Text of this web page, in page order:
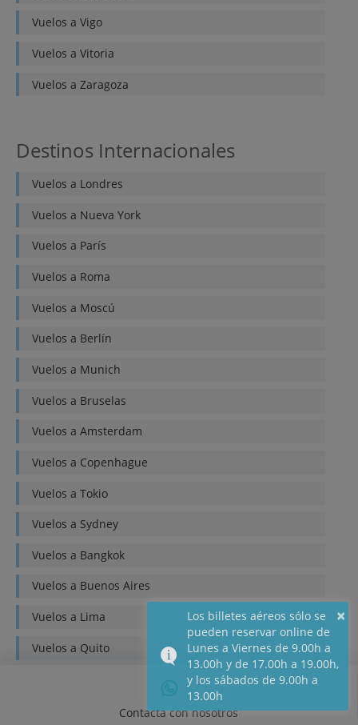
Vuelos a Vigo
Vuelos a Vitoria
Vuelos a Zaragoza
Destinos Internacionales
Vuelos a Londres
Vuelos a Nueva York
Vuelos a París
Vuelos a Roma
Vuelos a Moscú
Vuelos a Berlín
Vuelos a Munich
Vuelos a Bruselas
Vuelos a Amsterdam
Vuelos a Copenhague
Vuelos a Tokio
Vuelos a Sydney
Vuelos a Bangkok
Vuelos a Buenos Aires
Vuelos a Lima
Vuelos a Quito
Mexico DFContacta con nosotros
×
Los billetes aéreos sólo se
pueden reservar online de
Lunes a Viernes de 9.00h a
13.00h y de 17.00h a 19.00h,
y los sábados de 9.00h a
13.00h